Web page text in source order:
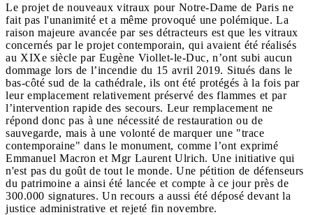
Le projet de nouveaux vitraux pour Notre-Dame de Paris ne
fait pas l'unanimité et a même provoqué une polémique. La
raison majeure avancée par ses détracteurs est que les vitraux
concernés par le projet contemporain, qui avaient été réalisés
au XIXe siècle par Eugène Viollet-le-Duc, n’ont subi aucun
dommage lors de l’incendie du 15 avril 2019. Situés dans le
bas-côté sud de la cathédrale, ils ont été protégés à la fois par
leur emplacement relativement préservé des flammes et par
l’intervention rapide des secours. Leur remplacement ne
répond donc pas à une nécessité de restauration ou de
sauvegarde, mais à une volonté de marquer une "trace
contemporaine" dans le monument, comme l’ont exprimé
Emmanuel Macron et Mgr Laurent Ulrich. Une initiative qui
n'est pas du goût de tout le monde. Une pétition de défenseurs
du patrimoine a ainsi été lancée et compte à ce jour près de
300.000 signatures. Un recours a aussi été déposé devant la
justice administrative et rejeté fin novembre.